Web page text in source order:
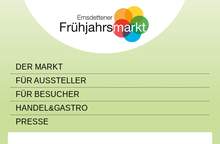
DER MARKT
FÜR AUSSTELLER
FÜR BESUCHER
HANDEL&GASTRO
PRESSE